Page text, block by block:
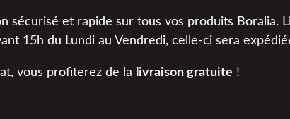
sécurisé et rapide sur tous vos produits
15h du Lundi au Vendredi, celle-ci sera
vous profiterez de la livraison gratuite !